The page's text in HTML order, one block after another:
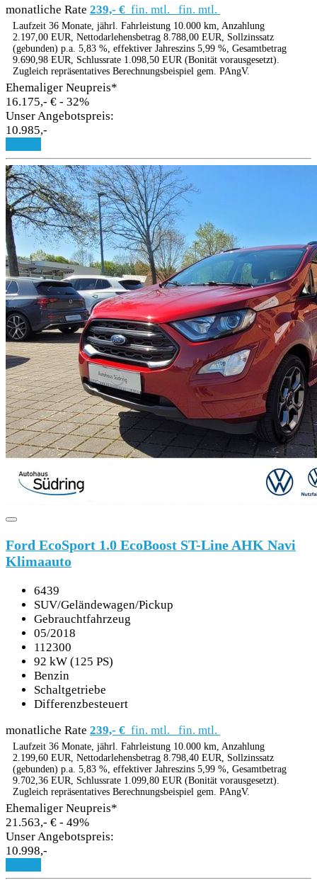
monatliche Rate 239,- € fin. mtl. fin. mtl.
Laufzeit 36 Monate, jährl. Fahrleistung 10.000 km, Anzahlung
2.197,00 EUR, Nettodarlehensbetrag 8.788,00 EUR, Sollzinssatz
(gebunden) p.a. 5,83 %, effektiver Jahreszins 5,99 %, Gesamtbetrag
9.690,98 EUR, Schlussrate 1.098,50 EUR (Bonität vorausgesetzt).
Zugleich repräsentatives Berechnungsbeispiel gem. PAngV.
Ehemaliger Neupreis*
16.175,- € - 32%
Unser Angebotspreis:
10.985,-
Ford EcoSport 1.0 EcoBoost ST-Line AHK Navi
Klimaauto
6439
SUV/Geländewagen/Pickup
Gebrauchtfahrzeug
05/2018
112300
92 kW (125 PS)
Benzin
Schaltgetriebe
Differenzbesteuert
monatliche Rate 239,- € fin. mtl. fin. mtl.
Laufzeit 36 Monate, jährl. Fahrleistung 10.000 km, Anzahlung
2.199,60 EUR, Nettodarlehensbetrag 8.798,40 EUR, Sollzinssatz
(gebunden) p.a. 5,83 %, effektiver Jahreszins 5,99 %, Gesamtbetrag
9.702,36 EUR, Schlussrate 1.099,80 EUR (Bonität vorausgesetzt).
Zugleich repräsentatives Berechnungsbeispiel gem. PAngV.
Ehemaliger Neupreis*
21.563,- € - 49%
Unser Angebotspreis:
10.998,-